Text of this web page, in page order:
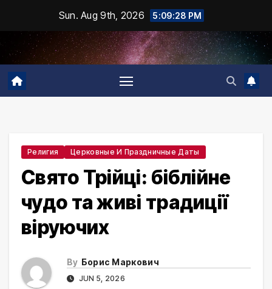
content
Sun. Aug 9th, 2026 5:09:29 PM
Религия Церковные И Праздничные Даты
Свято Трійці: біблійне
чудо та живі традиції
віруючих
By Борис Маркович
JUN 5, 2026